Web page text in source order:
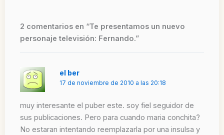
2 comentarios en “Te presentamos un nuevo
personaje televisión: Fernando.”
el ber
17 de noviembre de 2010 a las 20:18
muy interesante el puber este. soy fiel seguidor de
sus publicaciones. Pero para cuando maria conchita?
No estaran intentando reemplazarla por una insulsa y